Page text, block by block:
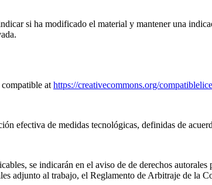
si ha modificado el material y mantener una
at https://creativecommons.org/
efectiva de medidas tecnológicas, definidas de
se indicarán en el aviso de de derechos
adjunto al trabajo, el Reglamento de Arbitraje de